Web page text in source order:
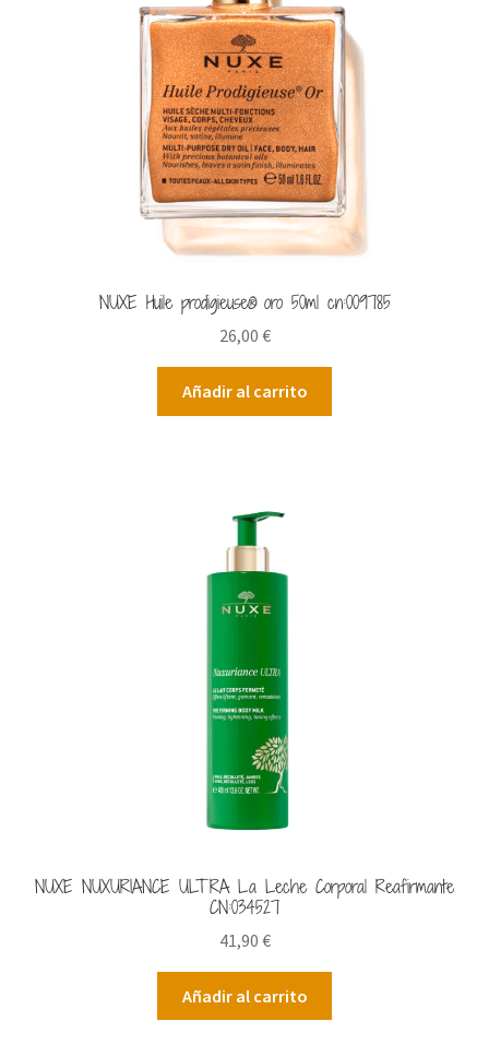
NUXE Huile prodigieuse® oro 50ml cn:009785
26,00 €
Añadir al carrito
NUXE NUXURIANCE ULTRA La Leche Corporal Reafirmante
CN:034527
41,90 €
Añadir al carrito